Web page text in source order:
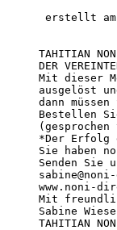
TAHITIAN
DER
Mit dieser
ausgelöst
dann
Bestellen
(gesprochen
*Der Erfolg
Sie haben
Senden Sie
www.noni-
Mit
Sabine
TAHITIAN